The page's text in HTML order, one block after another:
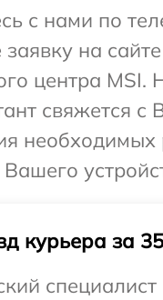
с нами по
заявку на сайте
центра MSI.
свяжется с
необходимых
курьера за